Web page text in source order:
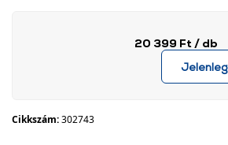
20 399 Ft / db
Cikkszám:302743